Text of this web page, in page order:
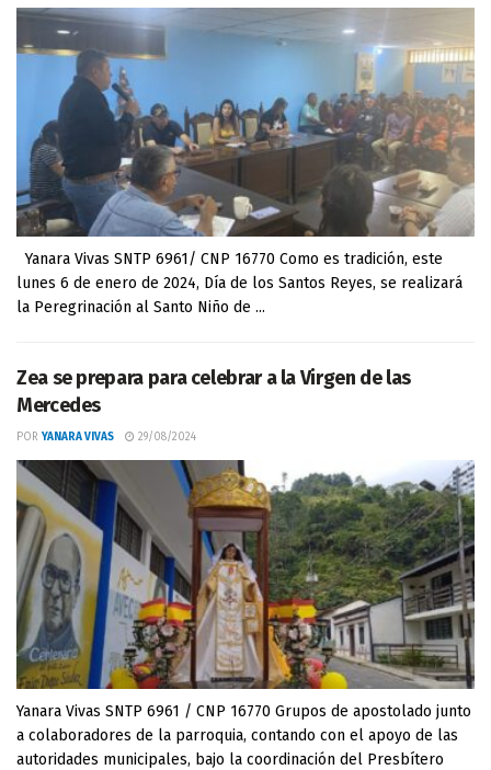
Yanara Vivas SNTP 6961/ CNP 16770 Como es tradición, este
lunes 6 de enero de 2024, Día de los Santos Reyes, se realizará
la Peregrinación al Santo Niño de ...
Zea se prepara para celebrar a la Virgen de las
Mercedes
POR YANARA VIVAS 29/08/2024
Yanara Vivas SNTP 6961 / CNP 16770 Grupos de apostolado junto
a colaboradores de la parroquia, contando con el apoyo de las
autoridades municipales, bajo la coordinación del Presbítero